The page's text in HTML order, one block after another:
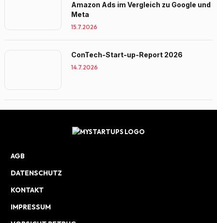
Amazon Ads im Vergleich zu Google und
Meta
15.7.2026
ConTech-Start-up-Report 2026
14.7.2026
AGB
DATENSCHUTZ
KONTAKT
IMPRESSUM